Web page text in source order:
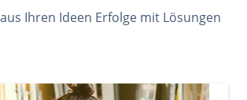
Ihren Ideen Erfolge mit Lösungen